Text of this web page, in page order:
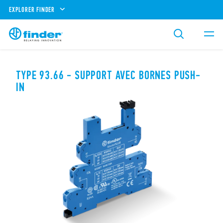
EXPLORER FINDER
TYPE 93.66 - SUPPORT AVEC BORNES PUSH-
IN